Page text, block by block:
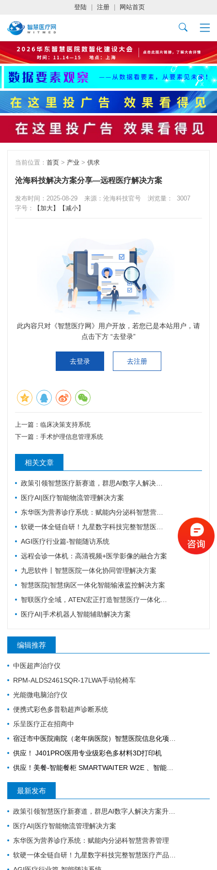
登陆 注册 网站首页
当前位置： 首页 > 产业 > 供求
沧海科技解决方案分享—远程医疗解决方案
发布时间：2025-08-29 来源：沧海科技官号 浏览量：
3007
字号：
【加大】 【减小】
此内容只对《智慧医疗网》用户开放，若您已是本站用户，请
点击下方 “去登录”
去登录 去注册
上一篇： 临床决策支持系统
下一篇： 手术护理信息管理系统
相关文章
政策引领智慧医疗新赛道，群思AI数字人解决方案升级，便民就医链路！
医疗AI|医疗智能物流管理解决方案
东华医为营养诊疗系统：赋能内分泌科智慧营养管理
软硬一体全链自研！九星数字科技完整智慧医疗产品矩阵，助力区域医疗数字化升级
AGI医疗行业篇-智能随访系统
远程会诊一体机：高清视频+医学影像的融合方案
九思软件丨智慧医院一体化协同管理解决方案
智慧医院|智慧病区一体化智能输液监控解决方案
智联医疗全域，ATEN宏正打造智慧医疗一体化连接解决方案
医疗AI|手术机器人智能辅助解决方案
编辑推荐
中医超声治疗仪
RPM-ALDS2461SQR-17LWA手动轮椅车
光能微电脑治疗仪
便携式彩色多普勒超声诊断系统
乐呈医疗正在招商中
宿迁市中医院南院（老年病医院）智慧医院信息化项目采购公告
供应！ J401PRO医用专业级彩色多材料3D打印机
供应！美餐-智能餐柜 SMARTWAITER W2E 、智能电子收银称 SUNMI S2
最新发布
政策引领智慧医疗新赛道，群思AI数字人解决方案升级，便民就医链路！
医疗AI|医疗智能物流管理解决方案
东华医为营养诊疗系统：赋能内分泌科智慧营养管理
软硬一体全链自研！九星数字科技完整智慧医疗产品矩阵，助力区域医疗数字化升级